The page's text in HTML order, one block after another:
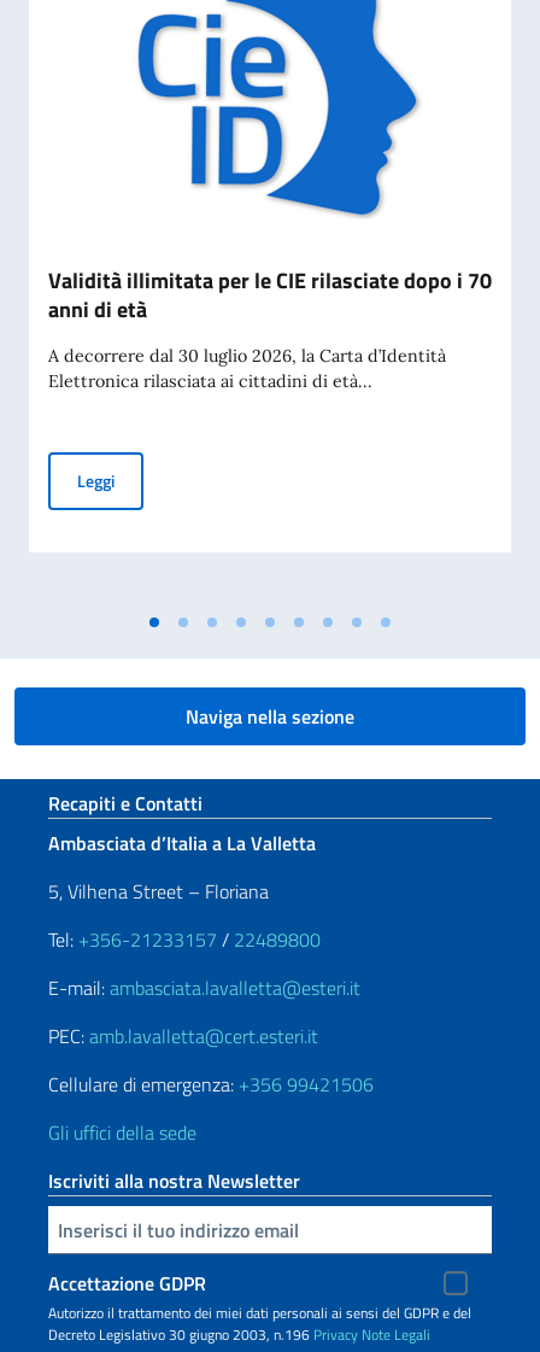
Validità illimitata per le CIE rilasciate dopo i 70
anni di età
A decorrere dal 30 luglio 2026, la Carta d’Identità
Elettronica rilasciata ai cittadini di età...
LeggiValidità illimitata per le CIE rilasciate dopo i 70 anni di età
Naviga nella sezione
Sezione footer
Recapiti e Contatti
Ambasciata d’Italia a La Valletta
5, Vilhena Street – Floriana
Tel: +356-21233157 / 22489800
E-mail:ambasciata.lavalletta@esteri.it
PEC:amb.lavalletta@cert.esteri.it
Cellulare di emergenza: +356 99421506
Gli uffici della sede
Iscriviti alla nostra Newsletter
Inserisci la tua email
Accettazione GDPR
Autorizzo il trattamento dei miei dati personali ai sensi del GDPR e del
Decreto Legislativo 30 giugno 2003, n.196 Privacy Note Legali